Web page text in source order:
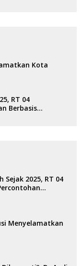
Kota
RT 04
Berbasis
Sejak 2025, RT 04
Menyelamatkan